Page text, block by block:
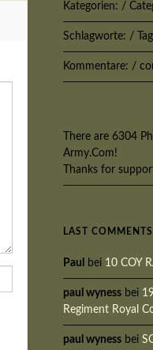
Kategorien: /
Schlagworte: /
Kommentare: /
There are 6304
Army.Com!
Thanks for
LAST COMMENTS
Paul bei 10 COY
paul wyness bei
Regiment Royal
paul wyness bei